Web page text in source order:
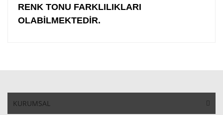
RENK TONU FARKLILIKLARI
OLABİLMEKTEDİR.
KURUMSAL